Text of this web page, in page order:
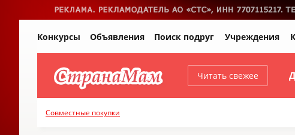
Читать свежее
Конкурсы Объявления Поиск подруг Учреждения
Совместные покупки